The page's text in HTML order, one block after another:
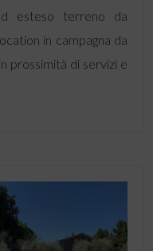
esteso terreno da
in campagna da
prossimità di servizi e